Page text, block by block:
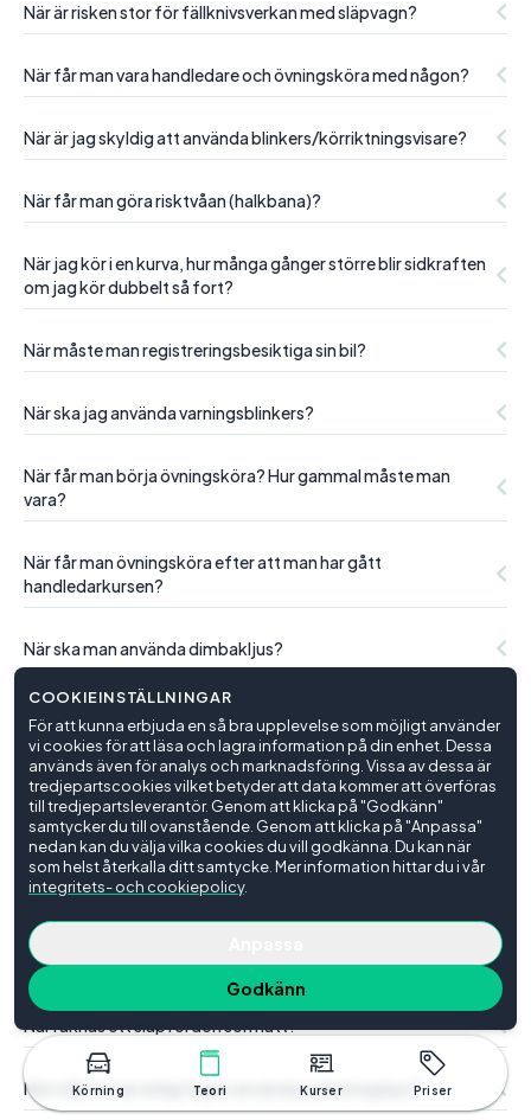
Körning Teori Kurser Priser
När är risken stor för fällknivsverkan med släpvagn?
När får man vara handledare och övningsköra med någon?
När är jag skyldig att använda blinkers/körriktningsvisare?
När får man göra risktvåan (halkbana)?
När jag kör i en kurva, hur många gånger större blir sidkraften
om jag kör dubbelt så fort?
När måste man registreringsbesiktiga sin bil?
När ska jag använda varningsblinkers?
När får man börja övningsköra? Hur gammal måste man
vara?
När får man övningsköra efter att man har gått
handledarkursen?
När ska man använda dimbakljus?
När får man gå handledarkursen?
När är det stor risk för fartblindhet?
När tänds bromsljusen på bilen?
När är det vinterväglag?
När räknas ett släpfordon som lätt?
När måste man enligt lagen använda parkeringsljus?
COOKIEINSTÄLLNINGAR
För att kunna erbjuda en så bra upplevelse som möjligt använder
vi cookies för att läsa och lagra information på din enhet. Dessa
används även för analys och marknadsföring. Vissa av dessa är
tredjepartscookies vilket betyder att data kommer att överföras
till tredjepartsleverantör. Genom att klicka på "Godkänn"
samtycker du till ovanstående. Genom att klicka på "Anpassa"
nedan kan du välja vilka cookies du vill godkänna. Du kan när
som helst återkalla ditt samtycke. Mer information hittar du i vår
integritets- och cookiepolicy.
Godkänn